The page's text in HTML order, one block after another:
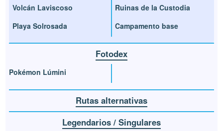
Volcán Laviscoso
Playa Solrosada
Ruinas de la Custodia
Campamento base
Fotodex
Pokémon Lúmini
Rutas alternativas
Legendarios / Singulares